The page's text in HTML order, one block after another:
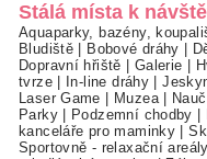
Stálá místa k
Aquaparky, bazény,
Bludiště
Bobové dráhy
Dopravní hřiště
Galerie
tvrze| In-line dráhy |
Laser Game
Muzea|
Parky| Podzemní chodby
kanceláře pro maminky |
Sportovně - relaxační areály